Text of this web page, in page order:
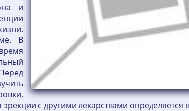
и
В
с другими лекарствами определяется